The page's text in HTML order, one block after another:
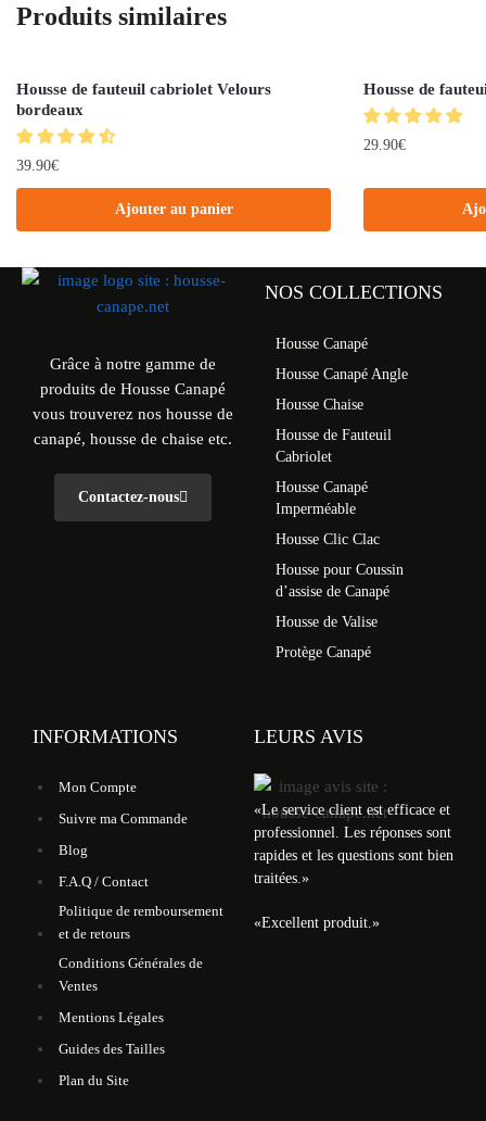
Produits similaires
Housse de fauteuil cabriolet Velours
bordeaux
39.90€
Ajouter au panier
Housse de
29.90€
Grâce à notre gamme de
produits de Housse Canapé
vous trouverez nos housse de
canapé, housse de chaise etc.
Contactez-nous
NOS COLLECTIONS
Housse Canapé
Housse Canapé Angle
Housse Chaise
Housse de Fauteuil
Cabriolet
Housse Canapé
Imperméable
Housse Clic Clac
Housse pour Coussin
d’assise de Canapé
Housse de Valise
Protège Canapé
INFORMATIONS
Mon Compte
Suivre ma Commande
Blog
F.A.Q / Contact
Politique de remboursement
et de retours
Conditions Générales de
Ventes
Mentions Légales
Guides des Tailles
Plan du Site
LEURS AVIS
«Le service client est efficace et
professionnel. Les réponses sont
rapides et les questions sont bien
traitées. »
«Excellent produit. »